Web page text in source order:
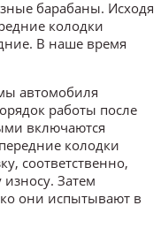
барабаны. Исходя
колодки
В наше время
автомобиля
работы после
включаются
колодки
соответственно,
Затем
они испытывают в